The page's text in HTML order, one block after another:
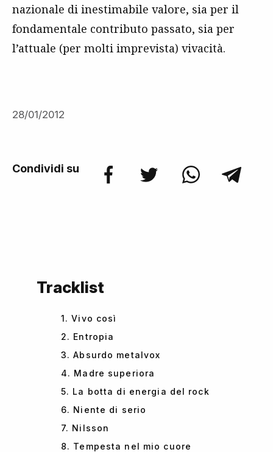
nazionale di inestimabile valore, sia per il
fondamentale contributo passato, sia per
l’attuale (per molti imprevista) vivacità.
28/01/2012
Condividi su
Tracklist
1. Vivo così
2. Entropia
3. Absurdo metalvox
4. Madre superiora
5. La botta di energia del rock
6. Niente di serio
7. Nilsson
8. Tempesta nel mio cuore